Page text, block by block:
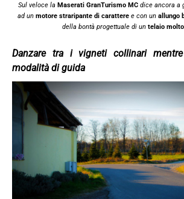
Sul veloce la Maserati GranTurismo MC dice ancora a
ad un motore straripante di caratteree con un allungo
della bontà progettuale di un telaio
Danzare tra i vigneti collinari
modalità di guida